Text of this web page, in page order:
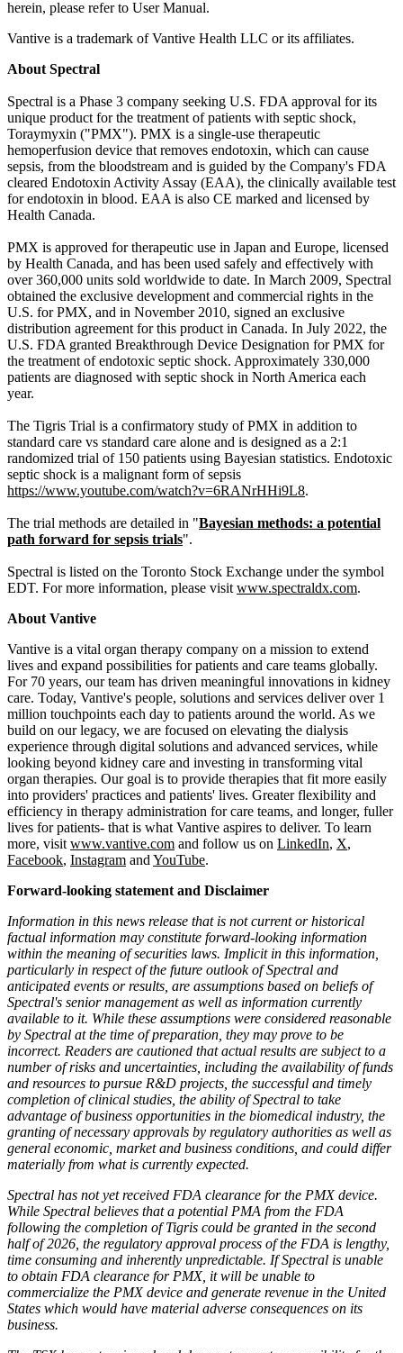
herein, please refer to User Manual.
Vantive is a trademark of Vantive Health LLC or its affiliates.
About Spectral
Spectral is a Phase 3 company seeking U.S. FDA approval for its
unique product for the treatment of patients with septic shock,
Toraymyxin ("PMX"). PMX is a single-use therapeutic
hemoperfusion device that removes endotoxin, which can cause
sepsis, from the bloodstream and is guided by the Company's FDA
cleared Endotoxin Activity Assay (EAA), the clinically available test
for endotoxin in blood. EAA is also CE marked and licensed by
Health Canada.
PMX is approved for therapeutic use in Japan and Europe, licensed
by Health Canada, and has been used safely and effectively with
over 360,000 units sold worldwide to date. In March 2009, Spectral
obtained the exclusive development and commercial rights in the
U.S. for PMX, and in November 2010, signed an exclusive
distribution agreement for this product in Canada. In July 2022, the
U.S. FDA granted Breakthrough Device Designation for PMX for
the treatment of endotoxic septic shock. Approximately 330,000
patients are diagnosed with septic shock in North America each
year.
The Tigris Trial is a confirmatory study of PMX in addition to
standard care vs standard care alone and is designed as a 2:1
randomized trial of 150 patients using Bayesian statistics. Endotoxic
septic shock is a malignant form of sepsis
https://www.youtube.com/watch?v=6RANrHHi9L8.
The trial methods are detailed in "Bayesian methods: a potential
path forward for sepsis trials".
Spectral is listed on the Toronto Stock Exchange under the symbol
EDT. For more information, please visit www.spectraldx.com.
About Vantive
Vantive is a vital organ therapy company on a mission to extend
lives and expand possibilities for patients and care teams globally.
For 70 years, our team has driven meaningful innovations in kidney
care. Today, Vantive's people, solutions and services deliver over 1
million touchpoints each day to patients around the world. As we
build on our legacy, we are focused on elevating the dialysis
experience through digital solutions and advanced services, while
looking beyond kidney care and investing in transforming vital
organ therapies. Our goal is to provide therapies that fit more easily
into providers' practices and patients' lives. Greater flexibility and
efficiency in therapy administration for care teams, and longer, fuller
lives for patients- that is what Vantive aspires to deliver. To learn
more, visit www.vantive.com and follow us on LinkedIn, X,
Facebook, Instagram and YouTube.
Forward-looking statement and Disclaimer
Information in this news release that is not current or historical
factual information may constitute forward-looking information
within the meaning of securities laws. Implicit in this information,
particularly in respect of the future outlook of Spectral and
anticipated events or results, are assumptions based on beliefs of
Spectral's senior management as well as information currently
available to it. While these assumptions were considered reasonable
by Spectral at the time of preparation, they may prove to be
incorrect. Readers are cautioned that actual results are subject to a
number of risks and uncertainties, including the availability of funds
and resources to pursue R&D projects, the successful and timely
completion of clinical studies, the ability of Spectral to take
advantage of business opportunities in the biomedical industry, the
granting of necessary approvals by regulatory authorities as well as
general economic, market and business conditions, and could differ
materially from what is currently expected.
Spectral has not yet received FDA clearance for the PMX device.
While Spectral believes that a potential PMA from the FDA
following the completion of Tigris could be granted in the second
half of 2026, the regulatory approval process of the FDA is lengthy,
time consuming and inherently unpredictable. If Spectral is unable
to obtain FDA clearance for PMX, it will be unable to
commercialize the PMX device and generate revenue in the United
States which would have material adverse consequences on its
business.